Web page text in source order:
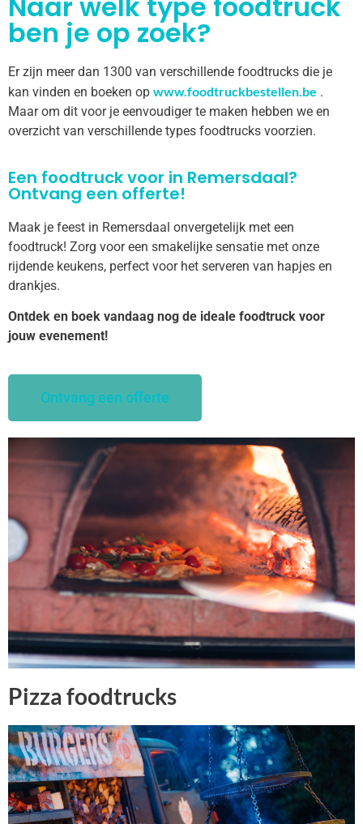
ben je op zoek?
Er zijn meer dan 1300 van verschillende foodtrucks die je
kan vinden en boeken op www.foodtruckbestellen.be .
Maar om dit voor je eenvoudiger te maken hebben we en
overzicht van verschillende types foodtrucks voorzien.
Een foodtruck voor in Remersdaal?
Ontvang een offerte!
Maak je feest in Remersdaal onvergetelijk met een
foodtruck! Zorg voor een smakelijke sensatie met onze
rijdende keukens, perfect voor het serveren van hapjes en
drankjes.
Ontdek en boek vandaag nog de ideale foodtruck voor
jouw evenement!
Ontvang een offerte
Pizza foodtrucks